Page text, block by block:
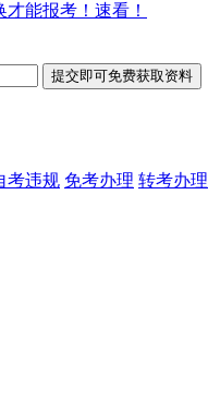
能报考！速看！
考违规 免考办理 转考办理